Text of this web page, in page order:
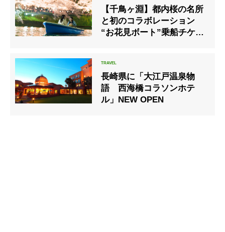
【千鳥ヶ淵】都内桜の名所
と初のコラボレーション
“お花見ボート”乗船チケッ
長崎県に「大江戸温泉物
語 西海橋コラソンホテ
ル」NEW OPEN